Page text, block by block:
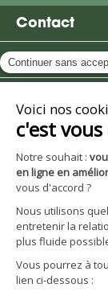
Contact
Moulin des
Avantages